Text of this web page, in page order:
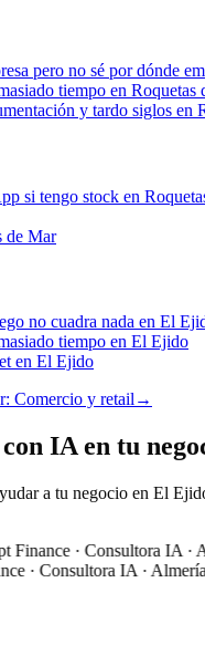
pero no sé por dónde
tiempo en Roquetas
y tardo siglos en
si tengo stock en
de Mar
no cuadra nada en El
tiempo en El Ejido
en El Ejido
Comercio y retail →
IA en tu
a tu negocio en El
· Consultora IA ·
· Consultora IA · Almería